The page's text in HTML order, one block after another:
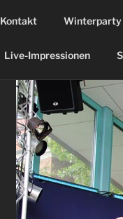
Kontakt Winterparty
Live-Impressionen